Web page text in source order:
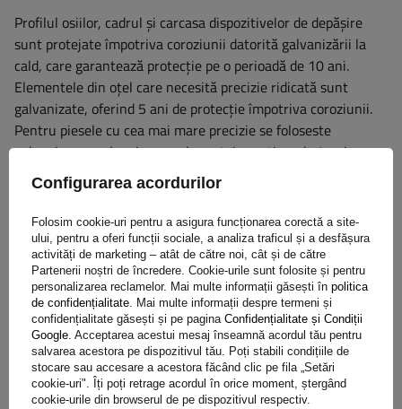
Profilul osiilor, cadrul și carcasa dispozitivelor de depășire
sunt protejate împotriva coroziunii datorită galvanizării la
cald, care garantează protecție pe o perioadă de 10 ani.
Elementele din oțel care necesită precizie ridicată sunt
galvanizate, oferind 5 ani de protecție împotriva coroziunii.
Pentru piesele cu cea mai mare precizie se foloseste
galvanizarea galvanica care le protejeaza timp de 4 ani.
Aceste diverse metode de galvanizare protejează eficient
toate componentele, asigurând durabilitatea lor îndelungată
și rezistența la factorii externi.
Configurarea acordurilor
Folosim cookie-uri pentru a asigura funcționarea corectă a site-
ului, pentru a oferi funcții sociale, a analiza traficul și a desfășura
activități de marketing – atât de către noi, cât și de către
Partenerii noștri de încredere. Cookie-urile sunt folosite și pentru
personalizarea reclamelor. Mai multe informații găsești în politica
de confidențialitate. Mai multe informații despre termeni și
confidențialitate găsești și pe pagina Confidențialitate și Condiții
Google. Acceptarea acestui mesaj înseamnă acordul tău pentru
salvarea acestora pe dispozitivul tău. Poți stabili condițiile de
stocare sau accesare a acestora făcând clic pe fila „Setări
cookie-uri". Îți poți retrage acordul în orice moment, ștergând
cookie-urile din browserul de pe dispozitivul respectiv.